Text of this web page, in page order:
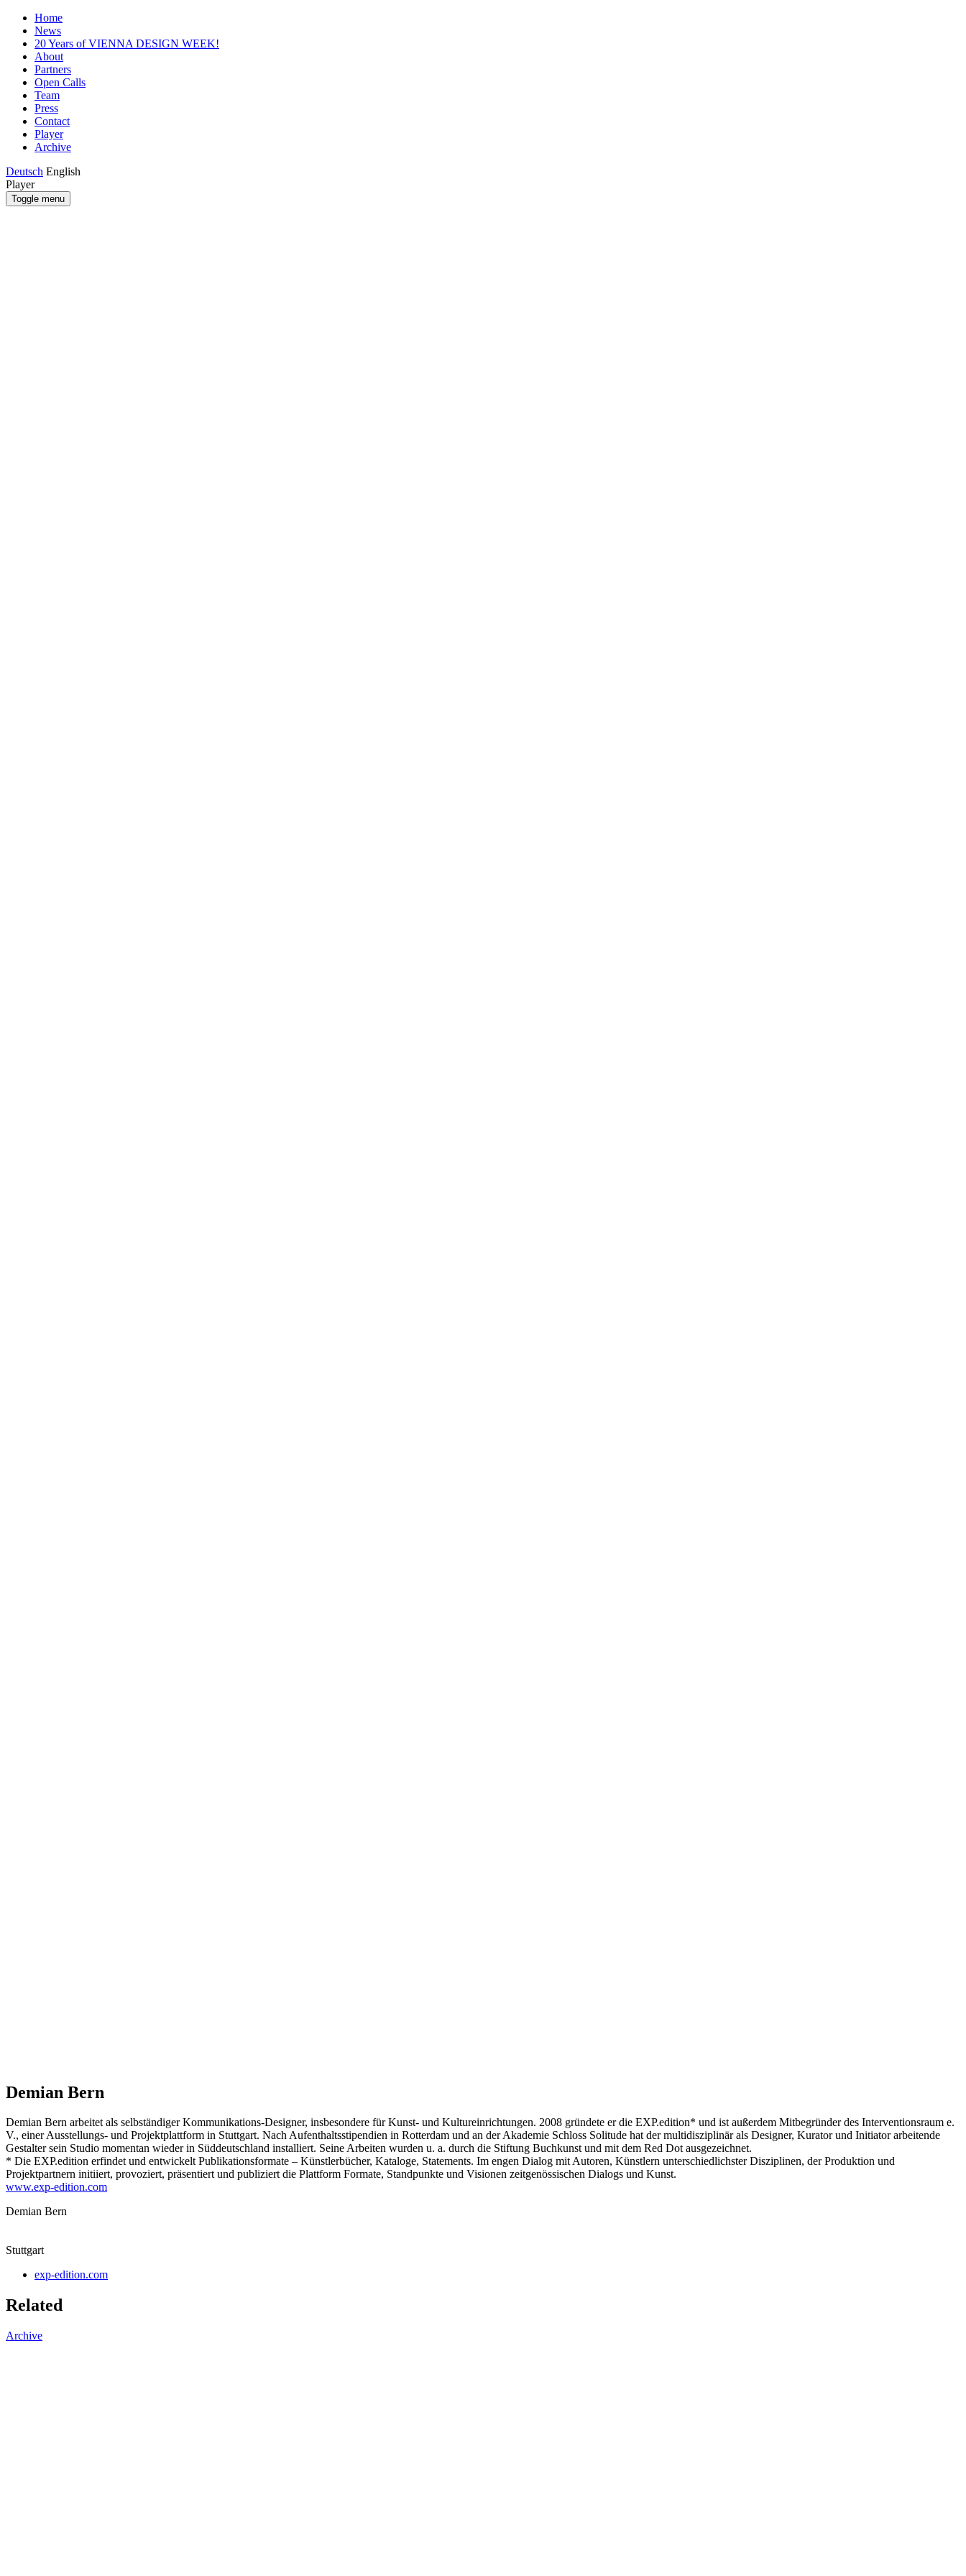
Home
News
20 Years of VIENNA DESIGN WEEK!
About
Partners
Open Calls
Team
Press
Contact
Player
Archive
Deutsch English
Player
Toggle menu
Demian Bern
Demian Bern arbeitet als selbständiger Kommunikations-Designer, insbesondere für Kunst- und Kultureinrichtungen. 2008 gründete er die EXP.edition* und ist außerdem Mitbegründer des Interventionsraum e.
V., einer Ausstellungs- und Projektplattform in Stuttgart. Nach Aufenthaltsstipendien in Rotterdam und an der Akademie Schloss Solitude hat der multidisziplinär als Designer, Kurator und Initiator arbeitende
Gestalter sein Studio momentan wieder in Süddeutschland installiert. Seine Arbeiten wurden u. a. durch die Stiftung Buchkunst und mit dem Red Dot ausgezeichnet.
* Die EXP.edition erfindet und entwickelt Publikationsformate – Künstlerbücher, Kataloge, Statements. Im engen Dialog mit Autoren, Künstlern unterschiedlichster Disziplinen, der Produktion und
Projektpartnern initiiert, provoziert, präsentiert und publiziert die Plattform Formate, Standpunkte und Visionen zeitgenössischen Dialogs und Kunst.
www.exp-edition.com
Demian Bern
Stuttgart
exp-edition.com
Related
Archive